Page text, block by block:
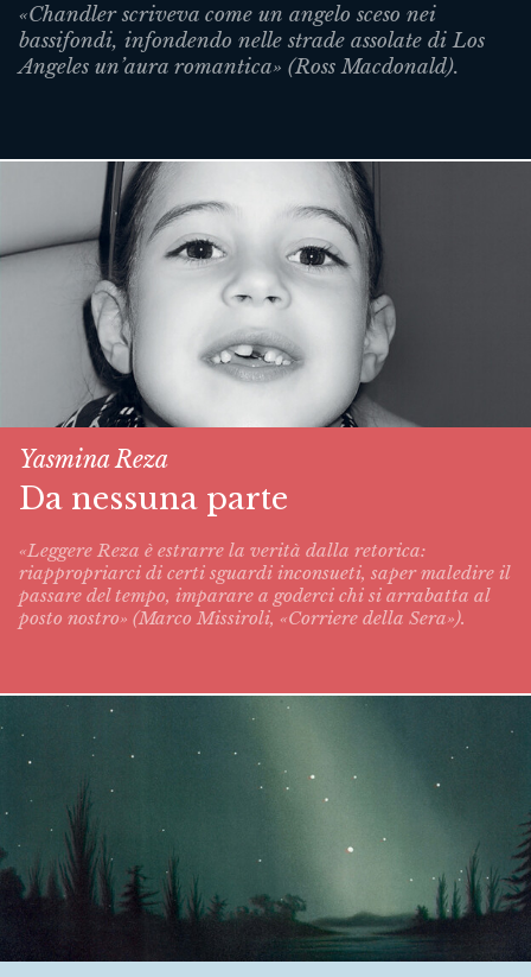
«Chandler scriveva come un angelo sceso nei
bassifondi, infondendo nelle strade assolate di Los
Angeles un’aura romantica» (Ross Macdonald).
Yasmina Reza
Da nessuna parte
«Leggere Reza è estrarre la verità dalla retorica:
riappropriarci di certi sguardi inconsueti, saper maledire il
passare del tempo, imparare a goderci chi si arrabatta al
posto nostro» (Marco Missiroli, «Corriere della Sera»).